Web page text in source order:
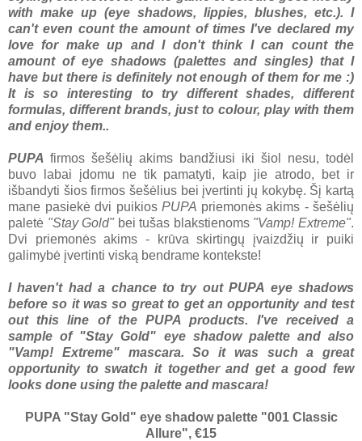
with make up (eye shadows, lippies, blushes, etc.). I
can't even count the amount of times I've declared my
love for make up and I don't think I can count the
amount of eye shadows (palettes and singles) that I
have but there is definitely not enough of them for me :)
It is so interesting to try different shades, different
formulas, different brands, just to colour, play with them
and enjoy them..
PUPA firmos šešėlių akims bandžiusi iki šiol nesu, todėl
buvo labai įdomu ne tik pamatyti, kaip jie atrodo, bet ir
išbandyti šios firmos šešėlius bei įvertinti jų kokybę. Šį kartą
mane pasiekė dvi puikios PUPA priemonės akims - šešėlių
paletė "Stay Gold" bei tušas blakstienoms "Vamp! Extreme".
Dvi priemonės akims - krūva skirtingų įvaizdžių ir puiki
galimybė įvertinti viską bendrame kontekste!
I haven't had a chance to try out PUPA eye shadows
before so it was so great to get an opportunity and test
out this line of the PUPA products. I've received a
sample of "Stay Gold" eye shadow palette and also
"Vamp! Extreme" mascara. So it was such a great
opportunity to swatch it together and get a good few
looks done using the palette and mascara!
PUPA "Stay Gold" eye shadow palette "001 Classic
Allure", €15